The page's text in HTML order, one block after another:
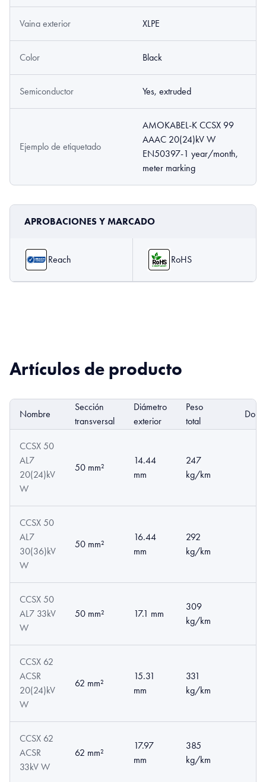
Vaina exterior XLPE
Color Black
Semiconductor Yes, extruded
Ejemplo de etiquetado
AMOKABEL-K CCSX 99
AAAC 20(24)kV W
EN50397-1 year/month,
meter marking
APROBACIONES Y MARCADO
Reach RoHS
Artículos de producto
Nombre
Sección
transversal
Diámetro
exterior
Peso
total
DoP
CCSX 50
AL7
20(24)kV
W
50 mm²
14.44
mm
247
kg/km
CCSX 50
AL7
30(36)kV
W
50 mm²
16.44
mm
292
kg/km
CCSX 50
AL7 33kV
W
50 mm² 17.1 mm
309
kg/km
CCSX 62
ACSR
20(24)kV
W
62 mm²
15.31
mm
331
kg/km
CCSX 62
ACSR
33kV W
62 mm²
17.97
mm
385
kg/km